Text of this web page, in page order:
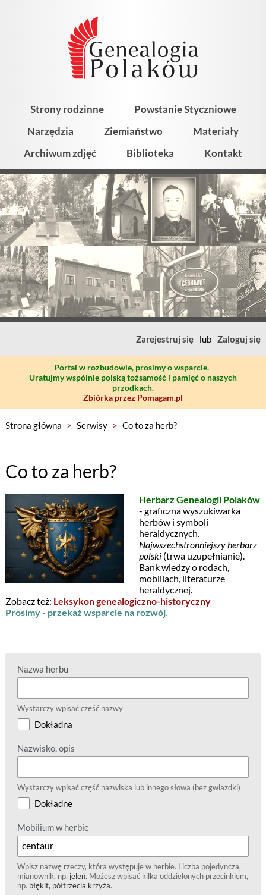
Strony rodzinne
Powstanie Styczniowe
Narzędzia
Ziemiaństwo
Materiały
Archiwum zdjęć
Biblioteka Kontakt
Zarejestruj się lub Zaloguj się
Portal w rozbudowie, prosimy o wsparcie.
Uratujmy wspólnie polską tożsamość i pamięć o naszych
przodkach.
Zbiórka przez Pomagam.pl
Strona główna > Serwisy > Co to za herb?
Co to za herb?
Herbarz Genealogii Polaków
- graficzna wyszukiwarka
herbów i symboli
heraldycznych.
Najwszechstronniejszy herbarz
polski(trwa uzupełnianie).
Bank wiedzy o rodach,
mobiliach, literaturze
heraldycznej.
Zobacz też: Leksykon genealogiczno-historyczny
Prosimy - przekaż wsparcie na rozwój.
Nazwa herbu
Wystarczy wpisać część nazwy
Dokładna
Nazwisko, opis
Wystarczy wpisać część nazwiska lub innego słowa (bez gwiazdki)
Dokładne
Mobilium w herbie
Wpisz nazwę rzeczy, która występuje w herbie. Liczba pojedyncza,
mianownik, np. jeleń. Możesz wpisać kilka oddzielonych przecinkiem,
np. błękit, półtrzecia krzyża.